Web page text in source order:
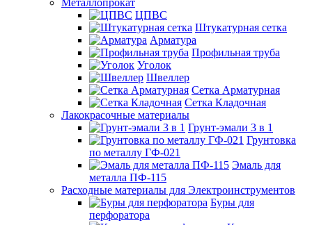
Металлопрокат
ЦПВС
Штукатурная сетка
Арматура
Профильная труба
Уголок
Швеллер
Сетка Арматурная
Сетка Кладочная
Лакокрасочные материалы
Грунт-эмали 3 в 1
Грунтовка
по металлу ГФ-021
Эмаль для
металла ПФ-115
Расходные материалы для Электроинструментов
Буры для
перфоратора